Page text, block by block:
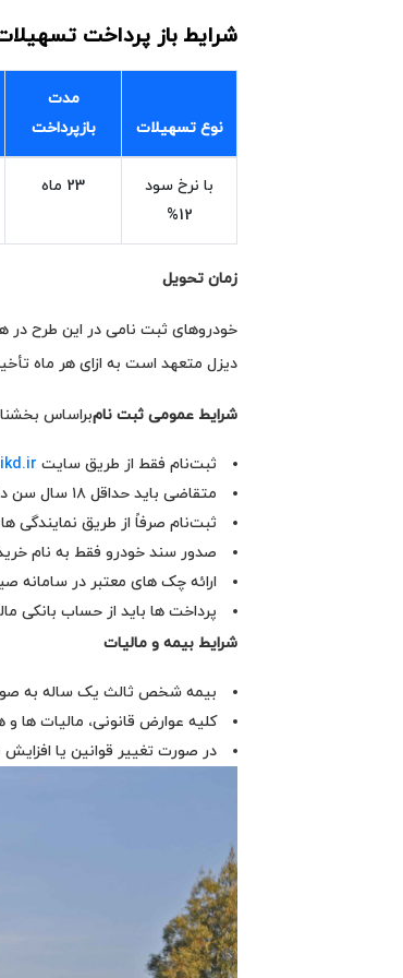
شرایط باز پرداخت
نوع تسهیلات
مدت
بازپرداخت
با نرخ سود
12%
23 ماه
زمان تحویل
دیزل متعهد است به ازای هر ماه تأخیر، مبلغی معادل
شرایط عمومی ثبت‌ نامبراساس
ثبت‌نام فقط از طریق سایت
متقاضی باید حداقل ۱۸ سال سن داشته باشد.
ثبت‌نام صرفاً از طریق نمایندگی‌
صدور سند خودرو فقط به نام
ارائه چک‌ های معتبر در سامانه
پرداخت‌ ها باید از حساب بانکی
شرایط بیمه و مالیات
بیمه شخص ثالث یک‌ ساله به‌
کلیه عوارض قانونی، مالیات‌
در صورت تغییر قوانین یا افزایش